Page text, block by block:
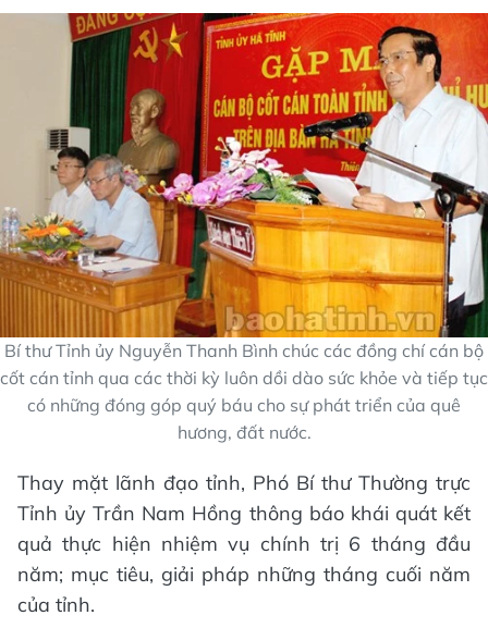
Bí thư Tỉnh ủy Nguyễn Thanh Bình chúc các đồng chí cán bộ
cốt cán tỉnh qua các thời kỳ luôn dồi dào sức khỏe và tiếp tục
có những đóng góp quý báu cho sự phát triển của quê
hương, đất nước.
Thay mặt lãnh đạo tỉnh, Phó Bí thư Thường trực
Tỉnh ủy Trần Nam Hồng thông báo khái quát kết
quả thực hiện nhiệm vụ chính trị 6 tháng đầu
năm; mục tiêu, giải pháp những tháng cuối năm
của tỉnh.